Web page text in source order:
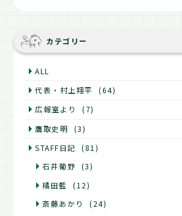
カテゴリー
ALL
代表・村上翔平
(64)
広報室より
(7)
鷹取史明
(3)
STAFF日記
(81)
石井葡野
(3)
橘田藍
(12)
斎藤あかり
(24)